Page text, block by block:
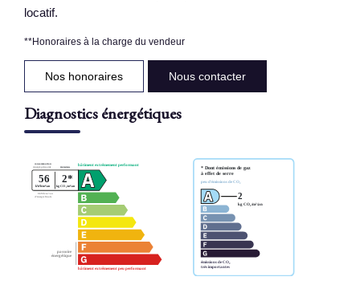
locatif.
**Honoraires à la charge du vendeur
Nos honoraires Nous contacter
Diagnostics énergétiques